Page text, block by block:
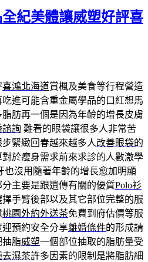
紀美體讓威塑好評喜
喜鴻北海道賞楓及美食等行程營造
進可能含重金屬學品的口紅想馬
肪再一個是因為年齡的增長皮膚
諮詢 難看的眼袋讓很多人非常苦
緊緻回春越來越多人改善眼袋的
於瘦身需求前來求診的人數激學
也沒用隨著年齡的增長愈加明顯
主要是跟遺傳有關的優質Polo衫
手臂後部以及其它部位完整的服
桃園外約外送茶免費到府估價等服
預約安全分享離婚條件的形成請
脂威塑一個部位抽取的脂肪量受
去濕茶許多因素的限制是將脂肪細